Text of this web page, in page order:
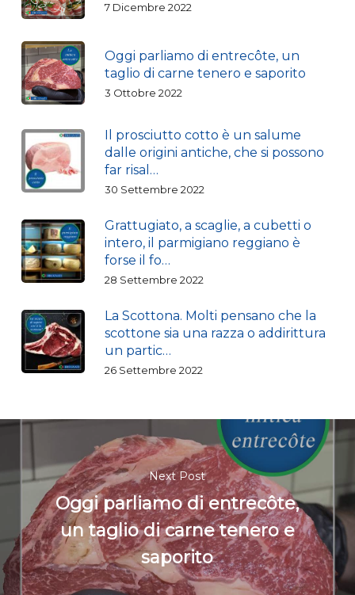
7 Dicembre 2022
Oggi parliamo di entrecôte, un
taglio di carne tenero e saporito
3 Ottobre 2022
Il prosciutto cotto è un salume
dalle origini antiche, che si possono
far risal…
30 Settembre 2022
Grattugiato, a scaglie, a cubetti o
intero, il parmigiano reggiano è
forse il fo…
28 Settembre 2022
La Scottona. Molti pensano che la
scottone sia una razza o addirittura
un partic…
26 Settembre 2022
Next Post
Oggi parliamo di entrecôte,
un taglio di carne tenero e
saporito